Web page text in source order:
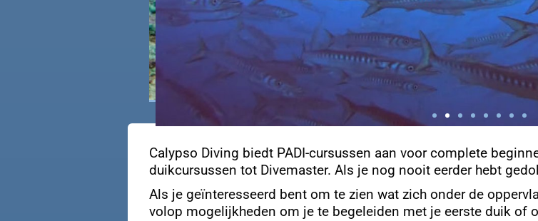
Calypso Diving biedt PADI-cursussen aan voor complete
duikcursussen tot Divemaster. Als je nog nooit eerder hebt
Als je geïnteresseerd bent om te zien wat zich onder de
volop mogelijkheden om je te begeleiden met je eerste duik of